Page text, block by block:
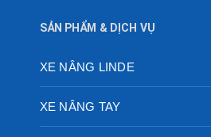
SẢN PHẨM & DỊCH VỤ
XE NÂNG LINDE
XE NÂNG TAY